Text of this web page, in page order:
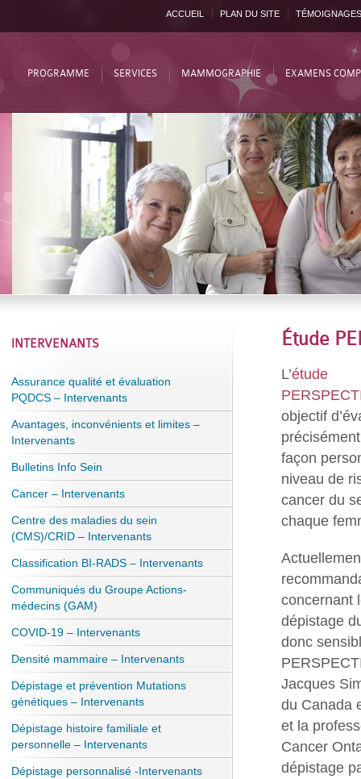
ACCUEIL PLAN DU SITE TÉMOIGNAGES
PROGRAMME SERVICES MAMMOGRAPHIE EXAMENS
Étude
L’étude
objectif
façon
niveau de
cancer du
chaque
concernant
dépistage
donc
Jacques
du Canada
et la
Cancer
dépistage
INTERVENANTS
Assurance qualité et évaluation
PQDCS – Intervenants
Avantages, inconvénients et limites –
Intervenants
Bulletins Info Sein
Cancer – Intervenants
Centre des maladies du sein
(CMS)/CRID – Intervenants
Classification BI-RADS – Intervenants
Communiqués du Groupe Actions-
médecins (GAM)
COVID-19 – Intervenants
Densité mammaire – Intervenants
Dépistage et prévention Mutations
génétiques – Intervenants
Dépistage histoire familiale et
personnelle – Intervenants
Dépistage personnalisé -Intervenants